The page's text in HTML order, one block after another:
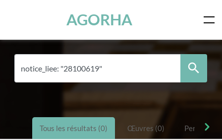
AGORHA
Tous les résultats (0) Œuvres (0) Personnes